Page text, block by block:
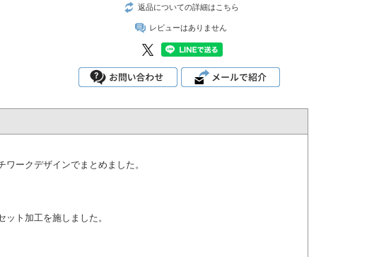
返品についての詳細はこちら
レビューはありません
ークデザインでまとめました。
ト加工を施しました。